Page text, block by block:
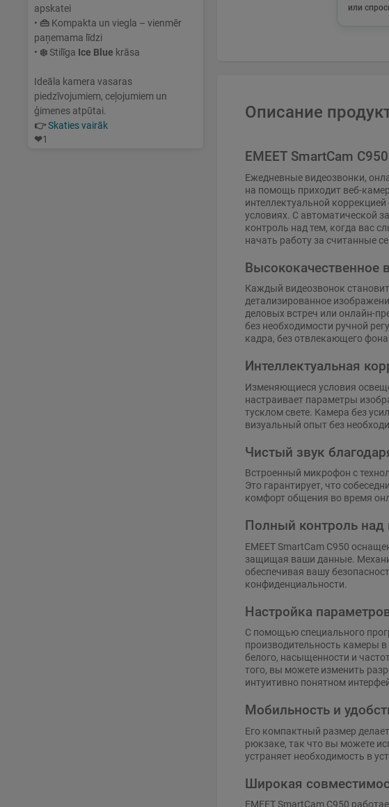
apskatei
• 👜 Kompakta un viegla – vienmēr
paņemama līdzi
• ❄️Stilīga Ice Blue krāsa
Ideāla kamera vasaras
piedzīvojumiem, ceļojumiem un
ģimenes atpūtai.
👉Skaties vairāk
❤1
или
Описание
EMEET SmartCam
Ежедневные видеозвонки,
на помощь приходит веб-
интеллектуальной
условиях. С автоматической
контроль над тем, когда вас
начать работу за считанные
Высококачественное
Каждый видеозвонок
детализированное
деловых встреч или онлайн-
без необходимости ручной
кадра, без отвлекающего фона.
Интеллектуальная
Изменяющиеся условия
настраивает параметры
тусклом свете. Камера без
визуальный опыт без
Чистый звук
Встроенный микрофон с
Это гарантирует, что
комфорт общения во время
Полный контроль
EMEET SmartCam C950
защищая ваши данные.
обеспечивая вашу
конфиденциальности.
Настройка
С помощью специального
производительность камеры
белого, насыщенности и
того, вы можете изменить
интуитивно понятном
Мобильность и
Его компактный размер
рюкзаке, так что вы можете
устраняет необходимость в
Широкая
EMEET SmartCam C950